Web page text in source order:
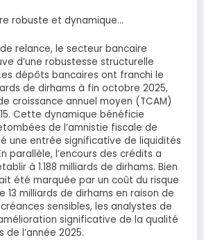
robuste et dynamique…
relance, le secteur bancaire
d’une robustesse structurelle
dépôts bancaires ont franchi le
de dirhams à fin octobre 2025,
croissance annuel moyen (TCAM)
Cette dynamique bénéficie
de l’amnistie fiscale de
une entrée significative de liquidités
parallèle, l’encours des crédits a
à 1.188 milliards de dirhams. Bien
été marquée par un coût du risque
13 milliards de dirhams en raison de
sensibles, les analystes de
significative de la qualité
l’année 2025.